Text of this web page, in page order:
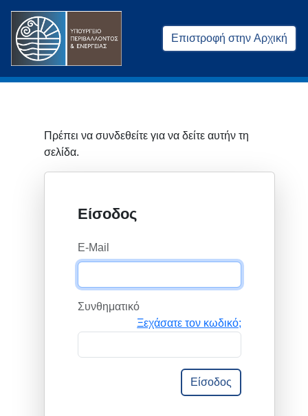
Επιστροφή στην Αρχική
Πρέπει να συνδεθείτε για να δείτε αυτήν τη
σελίδα.
Είσοδος
E-Mail
Συνθηματικό
Ξεχάσατε τον κωδικό;
Είσοδος